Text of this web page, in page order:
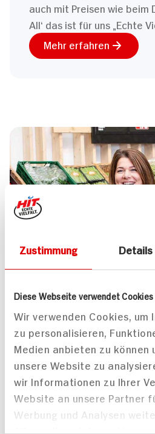
Zustimmung Details
Diese Webseite verwendet Cookies
Wir verwenden Cookies, um
zu personalisieren,
Medien anbieten zu
unsere Website zu
wir Informationen zu Ihrer
Website an unsere Partner
Werbung und Analysen
führen diese Informationen
auch mit Preisen wie beim
All‘ das ist für uns „Echte
Mehr erfahren
UNSER 7 SERVICE-
Wir geben für Sie
Bestes.
Unser Anspruch ist es,
jedes Mal zum Vergnügen
wir uns jeden Tag ins
Qualität, Frische und
Produkte, entspannteres